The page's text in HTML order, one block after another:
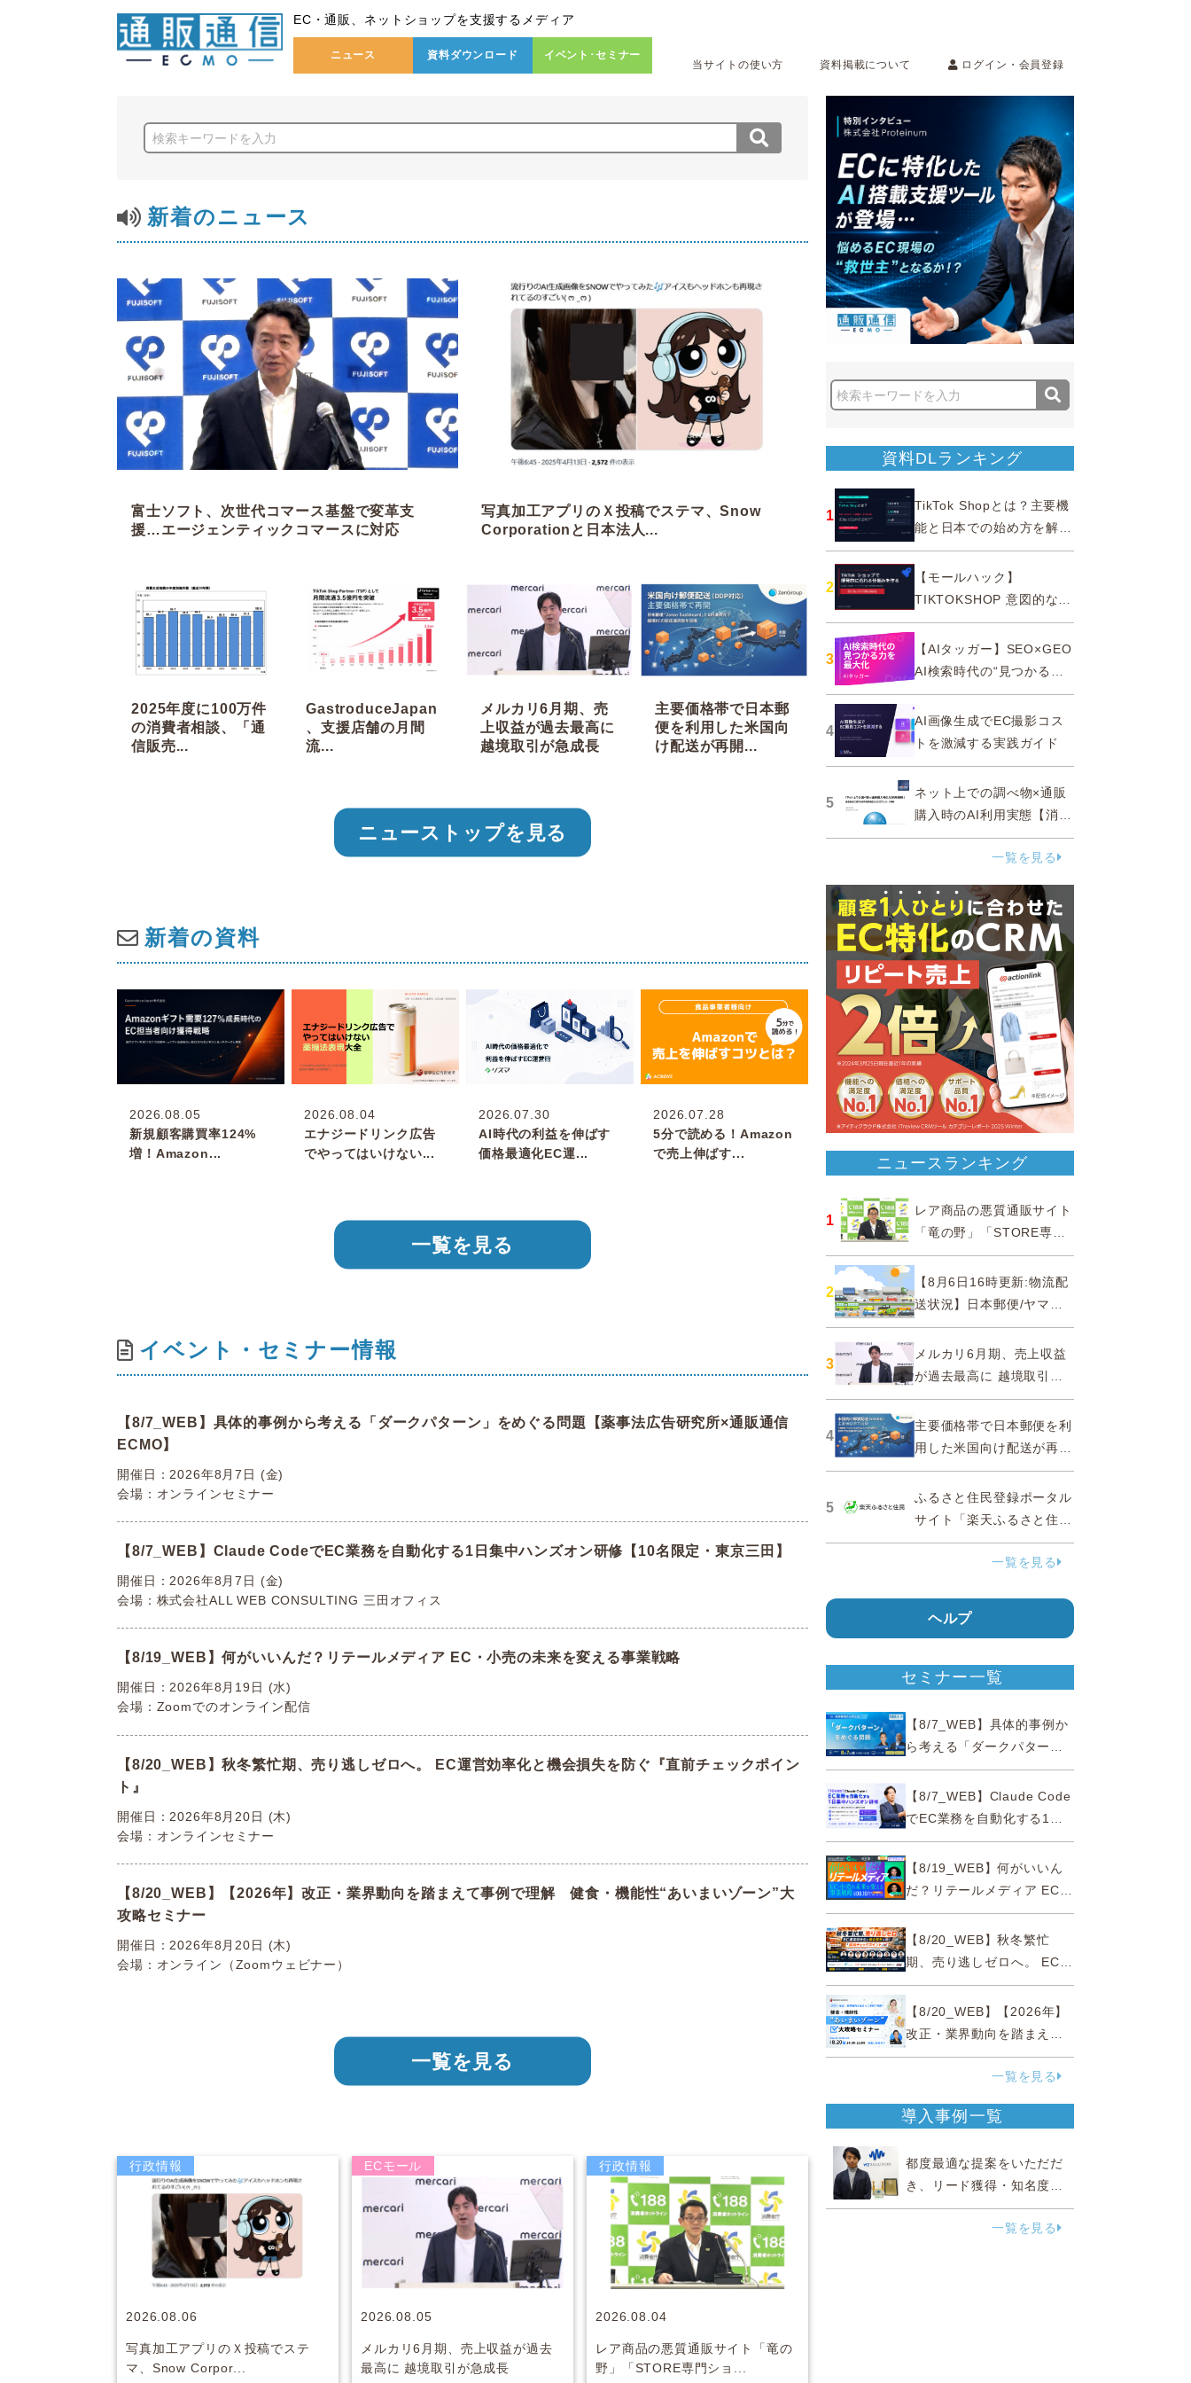
EC・通販、ネットショップを支援するメディア
ニュース 資料ダウンロード イベント･セミナー
当サイトの使い方 資料掲載について ログイン・会員登録
新着のニュース
富士ソフト、次世代コマース基盤で変革支
援…エージェンティックコマースに対応
写真加工アプリのＸ投稿でステマ、Snow
Corporationと日本法人...
2025年度に100万件
の消費者相談、「通
信販売...
GastroduceJapan
、支援店舗の月間
流...
メルカリ6月期、売
上収益が過去最高に
越境取引が急成長
主要価格帯で日本郵
便を利用した米国向
け配送が再開...
ニューストップを見る
新着の資料
2026.08.05
新規顧客購買率124%
増！Amazon...
2026.08.04
エナジードリンク広告
でやってはいけない...
2026.07.30
AI時代の利益を伸ばす
価格最適化EC運...
2026.07.28
5分で読める！Amazon
で売上伸ばす...
一覧を見る
イベント・セミナー情報
【8/7_WEB】具体的事例から考える「ダークパターン」をめぐる問題【薬事法広告研究所×通販通信
ECMO】
開催日：2026年8月7日 (金)
会場：オンラインセミナー
【8/7_WEB】Claude CodeでEC業務を自動化する1日集中ハンズオン研修【10名限定・東京三田】
開催日：2026年8月7日 (金)
会場：株式会社ALL WEB CONSULTING 三田オフィス
【8/19_WEB】何がいいんだ？リテールメディア EC・小売の未来を変える事業戦略
開催日：2026年8月19日 (水)
会場：Zoomでのオンライン配信
【8/20_WEB】秋冬繁忙期、売り逃しゼロへ。 EC運営効率化と機会損失を防ぐ『直前チェックポイン
ト』
開催日：2026年8月20日 (木)
会場：オンラインセミナー
【8/20_WEB】【2026年】改正・業界動向を踏まえて事例で理解 健食・機能性“あいまいゾーン”大
攻略セミナー
開催日：2026年8月20日 (木)
会場：オンライン（Zoomウェビナー）
一覧を見る
行政情報
2026.08.06
写真加工アプリのＸ投稿でステ
マ、Snow Corpor...
ECモール
2026.08.05
メルカリ6月期、売上収益が過去
最高に 越境取引が急成長
行政情報
2026.08.04
レア商品の悪質通販サイト「竜の
野」「STORE専門ショ...
資料DLランキング
1
TikTok Shopとは？主要機
能と日本での始め方を解説
｜公式認定パートナー
2
【モールハック】
TIKTOKSHOP 意図的なバ
ズを生む法則
3
【AIタッガー】SEO×GEO
AI検索時代の“見つかる
力”を最大化
4
AI画像生成でEC撮影コス
トを激減する実践ガイド
5
ネット上での調べ物×通販
購入時のAI利用実態【消費
者調査 2025】
一覧を見る
ニュースランキング
1
レア商品の悪質通販サイト
「竜の野」「STORE専門
ショップ」などに注意…消
費者庁
2
【8月6日16時更新:物流配
送状況】日本郵便/ヤマト
運輸/佐川急便/西濃運輸/福
山通運
3
メルカリ6月期、売上収益
が過去最高に 越境取引が
急成長
4
主要価格帯で日本郵便を利
用した米国向け配送が再
開、DDPソリューションと
API連携…ZenGroup
5
ふるさと住民登録ポータル
サイト「楽天ふるさと住
民」を2027年春に開設
一覧を見る
ヘルプ
セミナー一覧
【8/7_WEB】具体的事例か
ら考える「ダークパター
ン」をめぐる問題【薬事法
広告研究所×通販通信
ECMO】
【8/7_WEB】Claude Code
でEC業務を自動化する1日
集中ハンズオン研修【10名
限定・東京三田】
【8/19_WEB】何がいいん
だ？リテールメディア EC・
小売の未来を変える事業戦
略【8/20_WEB】秋冬繁忙
期、売り逃しゼロへ。 EC運
営効率化と機会損失を防ぐ
『直前チェックポイント』
【8/20_WEB】【2026年】
改正・業界動向を踏まえて
事例で理解 健食・機能
性“あいまいゾーン”大攻略セ
一覧を見る
導入事例一覧
都度最適な提案をいただだ
き、リード獲得・知名度向
上に効果実感
一覧を見る